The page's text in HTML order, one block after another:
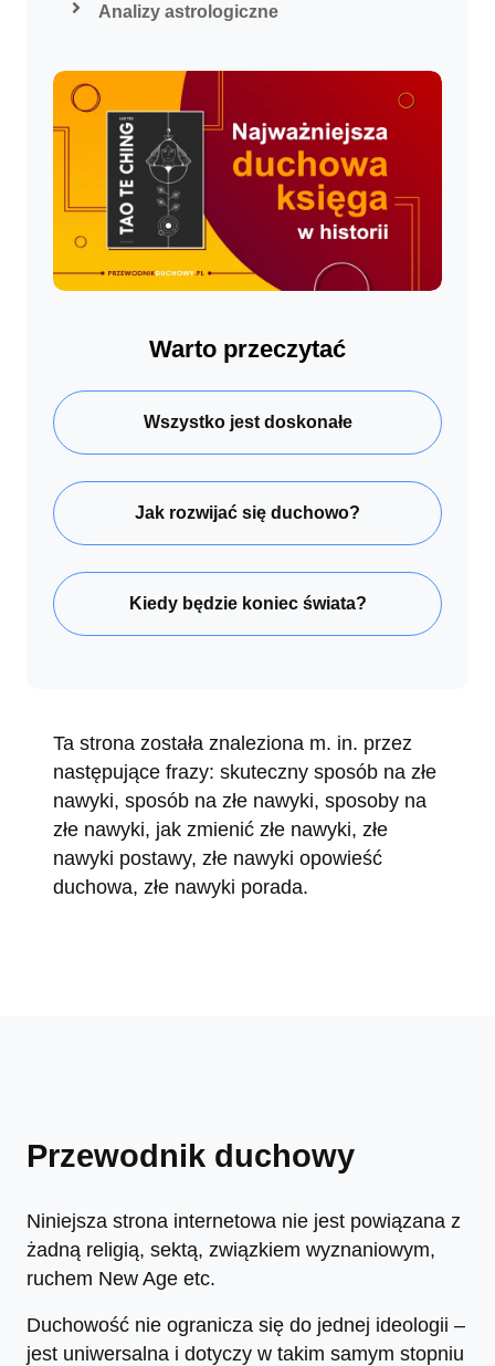
Analizy astrologiczne
Warto przeczytać
Wszystko jest doskonałe
Jak rozwijać się duchowo?
Kiedy będzie koniec świata?
Ta strona została znaleziona m. in. przez
następujące frazy: skuteczny sposób na złe
nawyki, sposób na złe nawyki, sposoby na
złe nawyki, jak zmienić złe nawyki, złe
nawyki postawy, złe nawyki opowieść
duchowa, złe nawyki porada.
Przewodnik duchowy
Niniejsza strona internetowa nie jest powiązana z
żadną religią, sektą, związkiem wyznaniowym,
ruchem New Age etc.
Duchowość nie ogranicza się do jednej ideologii –
jest uniwersalna i dotyczy w takim samym stopniu